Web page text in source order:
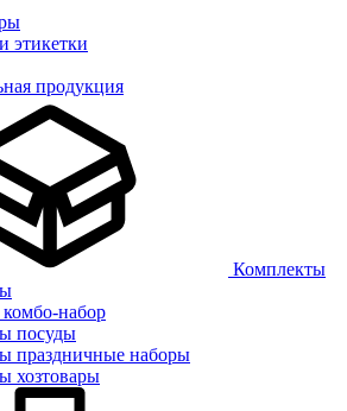
этикетки
продукция
Комплекты
набор
посуды
праздничные наборы
хозтовары